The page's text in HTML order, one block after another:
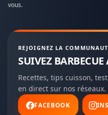
vous.
REJOIGNEZ LA
SUIVEZ
Recettes, tips cuisson,
en direct sur nos réseaux.
FACEBOOK